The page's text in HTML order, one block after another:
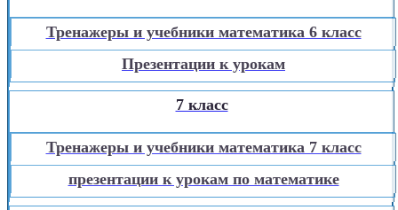
Тренажеры и учебники математика 6 класс
Презентации к урокам
7 класс
Тренажеры и учебники математика 7 класс
презентации к урокам по математике